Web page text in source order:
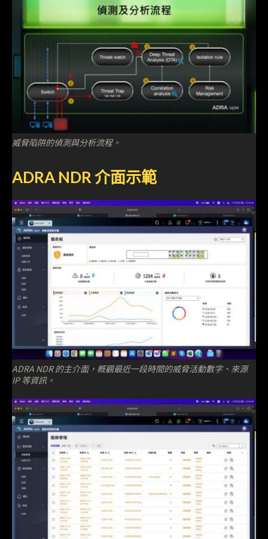
威脅陷阱的偵測與分析流程。
ADRA NDR 介面示範
ADRA NDR 的主介面，概觀最近一段時間的威脅活動數字、來源
IP 等資訊。